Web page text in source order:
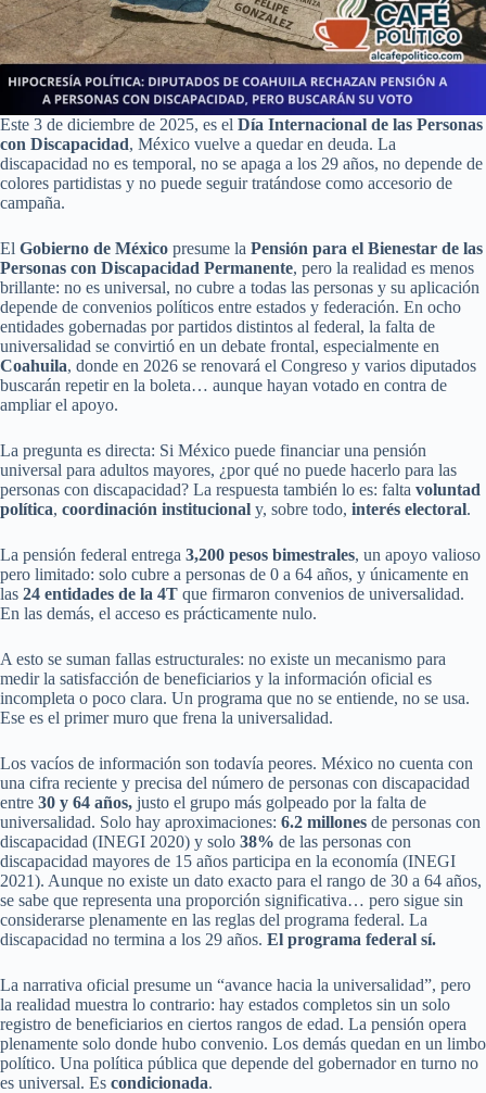
Este 3 de diciembre de 2025, es el Día Internacional de las Personas
con Discapacidad, México vuelve a quedar en deuda. La
discapacidad no es temporal, no se apaga a los 29 años, no depende de
colores partidistas y no puede seguir tratándose como accesorio de
campaña.
El Gobierno de México presume la Pensión para el Bienestar de las
Personas con Discapacidad Permanente, pero la realidad es menos
brillante: no es universal, no cubre a todas las personas y su aplicación
depende de convenios políticos entre estados y federación. En ocho
entidades gobernadas por partidos distintos al federal, la falta de
universalidad se convirtió en un debate frontal, especialmente en
Coahuila, donde en 2026 se renovará el Congreso y varios diputados
buscarán repetir en la boleta… aunque hayan votado en contra de
ampliar el apoyo.
La pregunta es directa: Si México puede financiar una pensión
universal para adultos mayores, ¿por qué no puede hacerlo para las
personas con discapacidad? La respuesta también lo es: falta voluntad
política, coordinación institucional y, sobre todo, interés electoral.
La pensión federal entrega 3,200 pesos bimestrales, un apoyo valioso
pero limitado: solo cubre a personas de 0 a 64 años, y únicamente en
las 24 entidades de la 4T que firmaron convenios de universalidad.
En las demás, el acceso es prácticamente nulo.
A esto se suman fallas estructurales: no existe un mecanismo para
medir la satisfacción de beneficiarios y la información oficial es
incompleta o poco clara. Un programa que no se entiende, no se usa.
Ese es el primer muro que frena la universalidad.
Los vacíos de información son todavía peores. México no cuenta con
una cifra reciente y precisa del número de personas con discapacidad
entre 30 y 64 años, justo el grupo más golpeado por la falta de
universalidad. Solo hay aproximaciones: 6.2 millones de personas con
discapacidad (INEGI 2020) y solo 38% de las personas con
discapacidad mayores de 15 años participa en la economía (INEGI
2021). Aunque no existe un dato exacto para el rango de 30 a 64 años,
se sabe que representa una proporción significativa… pero sigue sin
considerarse plenamente en las reglas del programa federal. La
discapacidad no termina a los 29 años. El programa federal sí.
La narrativa oficial presume un “avance hacia la universalidad”, pero
la realidad muestra lo contrario: hay estados completos sin un solo
registro de beneficiarios en ciertos rangos de edad. La pensión opera
plenamente solo donde hubo convenio. Los demás quedan en un limbo
político. Una política pública que depende del gobernador en turno no
es universal. Es condicionada.